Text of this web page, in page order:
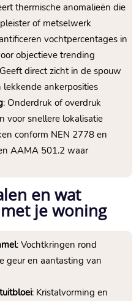
thermische anomalieën die
of metselwerk
vochtpercentages in
objectieve trending
direct zicht in de spouw
ankerposities
: Onderdruk of overdruk
voor snellere lokalisatie
conform NEN 2778 en
AAMA 501.​2 waar
en wat
je woning
: Vochtkringen rond
geur en aantasting van
: Kristalvorming en